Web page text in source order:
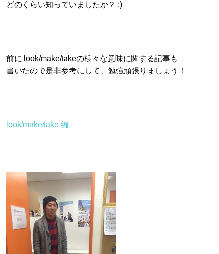
どのくらい知っていましたか？ :)
前に look/make/takeの様々な意味に関する記事も
書いたので是非参考にして、勉強頑張りましょう！
look/make/take 編